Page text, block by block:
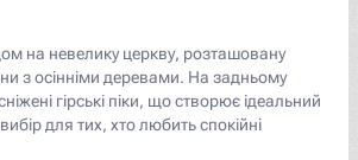
на невелику церкву, розташовану
з осінніми деревами. На задньому
гірські піки, що створює ідеальний
для тих, хто любить спокійні